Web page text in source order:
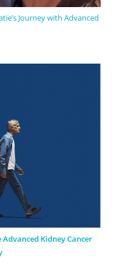
Journey with Advanced
Kidney Cancer